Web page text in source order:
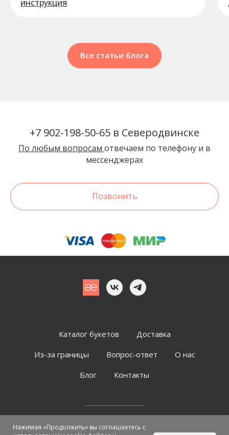
инструкция
Все статьи блога
+7 902-198-50-65 в Северодвинске
По любым вопросам отвечаем по телефону и в
мессенджерах
Позвонить
Каталог букетов
Доставка
Из-за границы
Вопрос-ответ
О нас
Блог
Контакты
© 2023-2026, Флоремо (АЕ-студия) / ОГРН ИП 305290214000017,
Нажимая «Продолжить» вы соглашаетесь с